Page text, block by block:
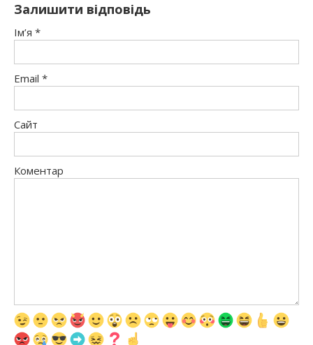
Залишити відповідь
Ім’я *
Email *
Сайт
Коментар